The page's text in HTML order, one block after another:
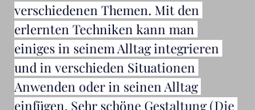
verschiedenen Themen. Mit den
erlernten Techniken kann man
einiges in seinem Alltag integrieren
und in verschieden Situationen
Anwenden oder in seinen Alltag
einfügen. Sehr schöne Gestaltung (Die